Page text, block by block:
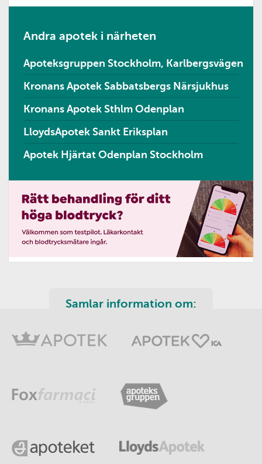
Andra apotek i närheten
Apoteksgruppen Stockholm, Karlbergsvägen
Kronans Apotek Sabbatsbergs Närsjukhus
Kronans Apotek Sthlm Odenplan
LloydsApotek Sankt Eriksplan
Apotek Hjärtat Odenplan Stockholm
Samlar information om: